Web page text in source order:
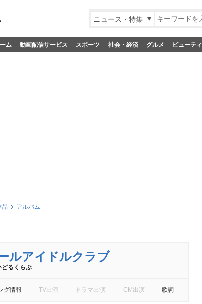
ニュース・特集
ム 動画配信サービス スポーツ 社会・経済 グルメ ビューティ
品 アルバム
ルアイドルクラブ
るくらぶ
グ情報 TV出演 ドラマ出演 CM出演 歌詞